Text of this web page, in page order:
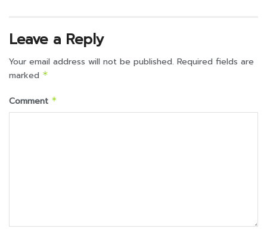
Leave a Reply
Your email address will not be published. Required fields are
marked *
Comment *